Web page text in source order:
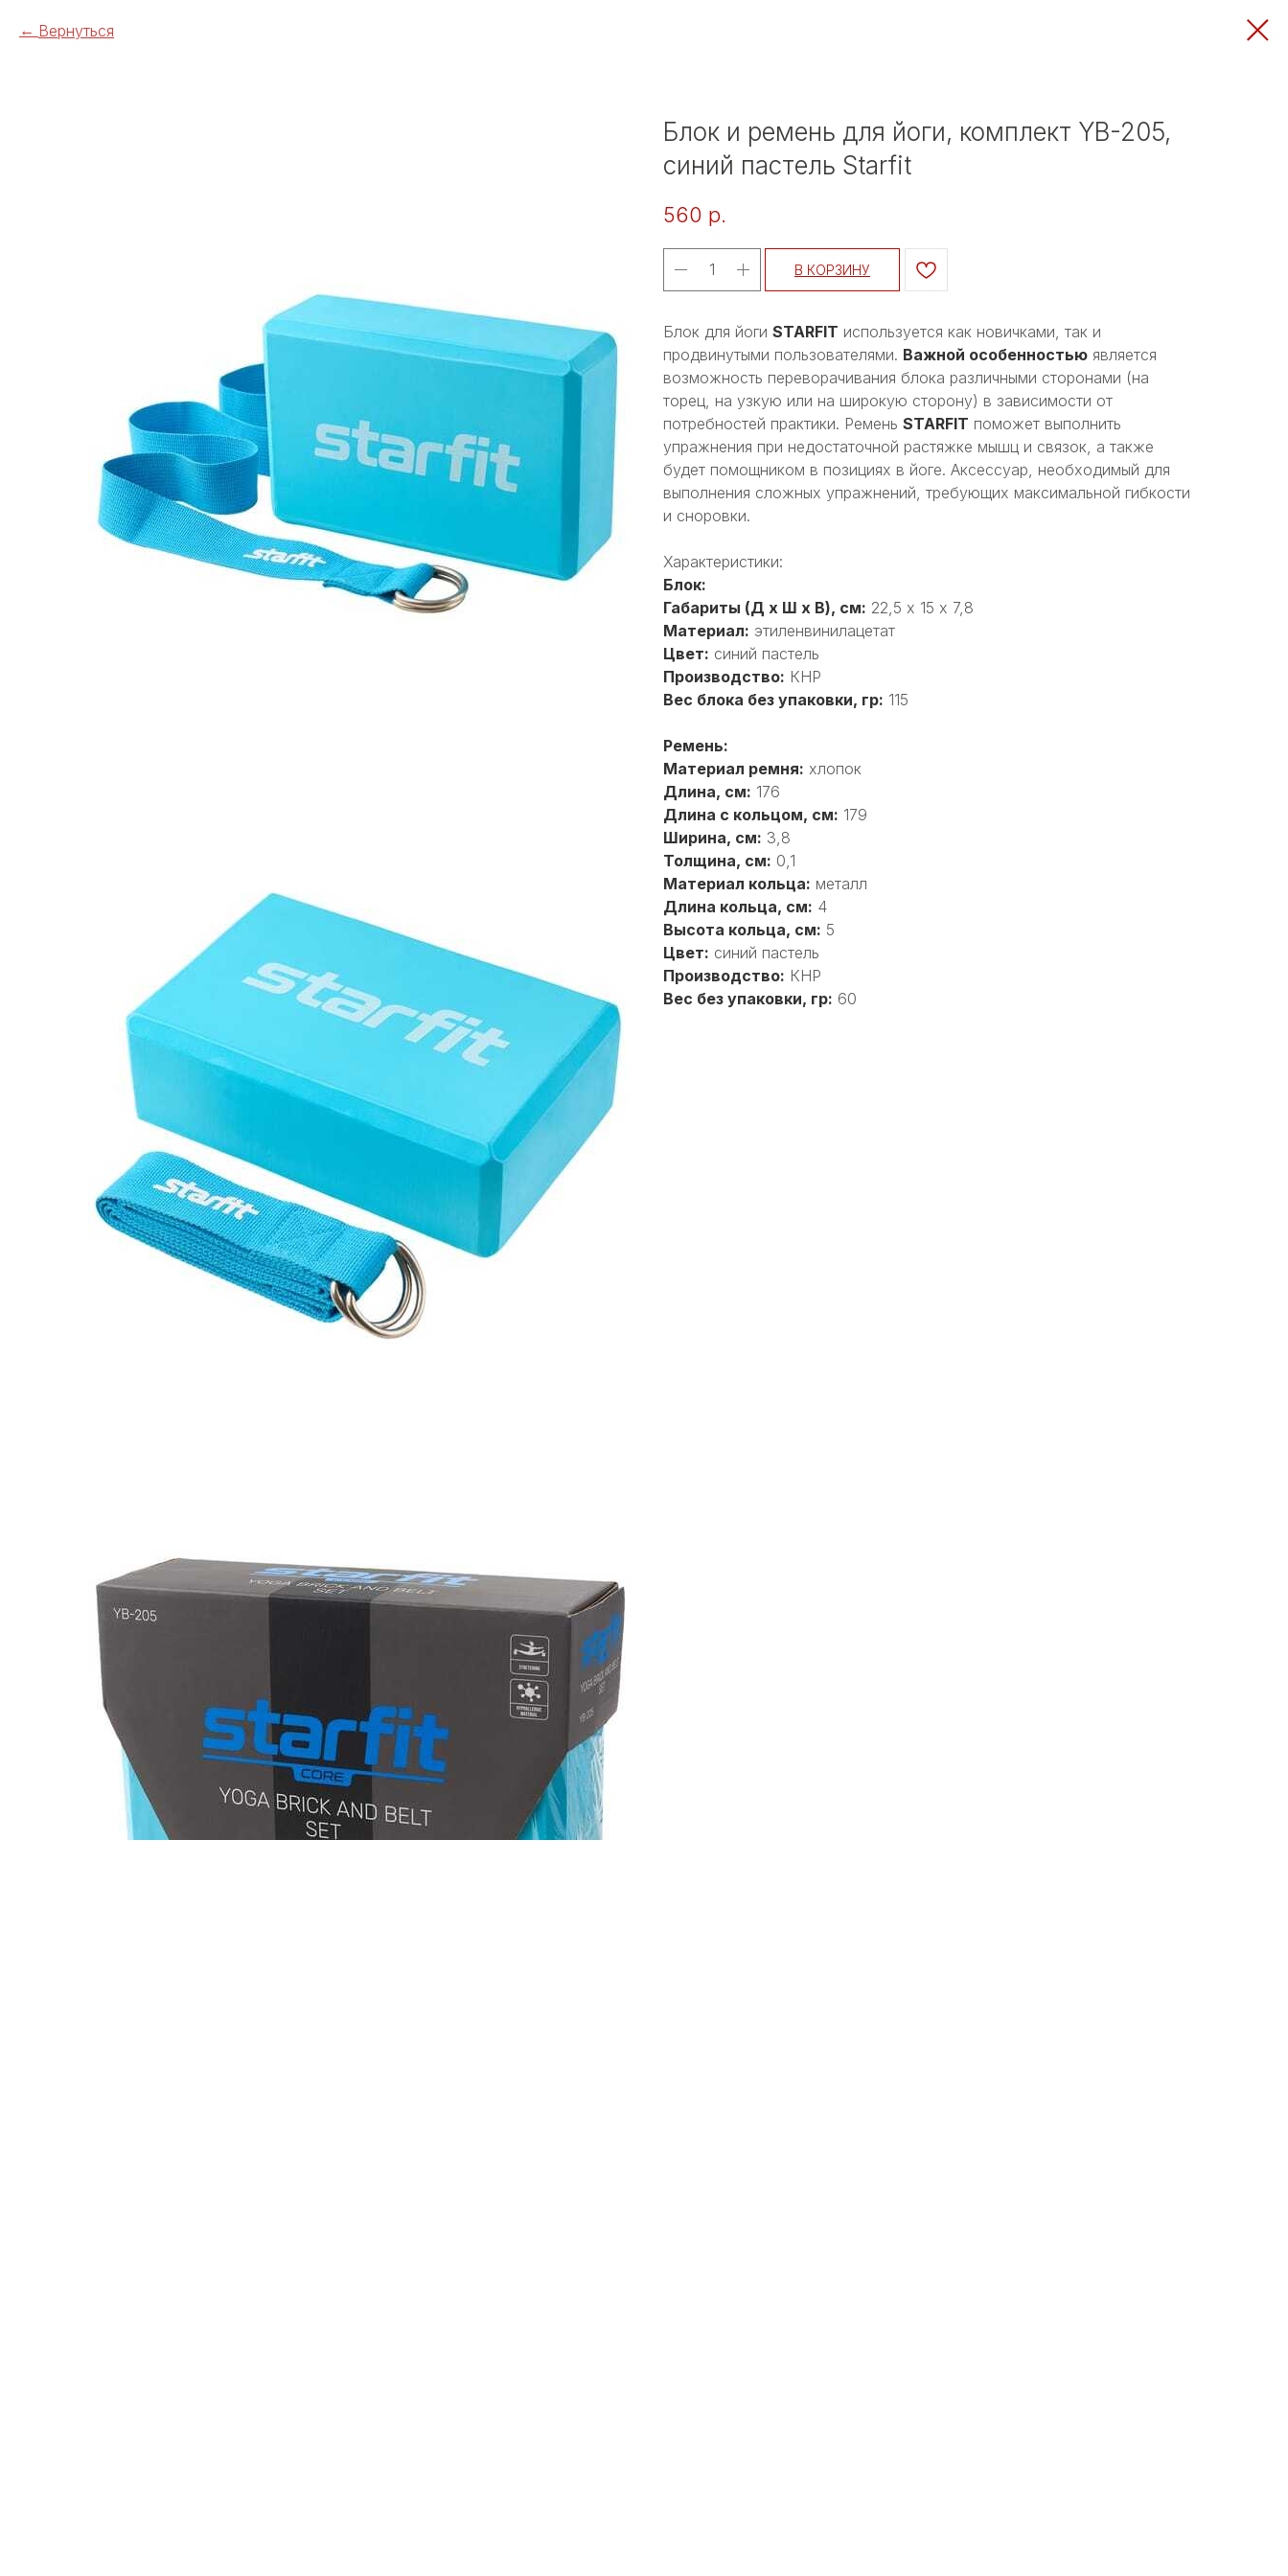
Вернуться
Блок и ремень для йоги, комплект YB-205,
синий пастель Starfit
560 р.
В КОРЗИНУ
Блок для йоги STARFIT используется как новичками, так и
продвинутыми пользователями. Важной особенностью является
возможность переворачивания блока различными сторонами (на
торец, на узкую или на широкую сторону) в зависимости от
потребностей практики. Ремень STARFIT поможет выполнить
упражнения при недостаточной растяжке мышц и связок, а также
будет помощником в позициях в йоге. Аксессуар, необходимый для
выполнения сложных упражнений, требующих максимальной гибкости
и сноровки.
Характеристики:
Блок:
Габариты (Д x Ш x В), см: 22,5 х 15 х 7,8
Материал: этиленвинилацетат
Цвет: синий пастель
Производство: КНР
Вес блока без упаковки, гр: 115
Ремень:
Материал ремня: хлопок
Длина, см: 176
Длина с кольцом, см: 179
Ширина, см: 3,8
Толщина, см: 0,1
Материал кольца: металл
Длина кольца, см: 4
Высота кольца, см: 5
Цвет: синий пастель
Производство: КНР
Вес без упаковки, гр: 60